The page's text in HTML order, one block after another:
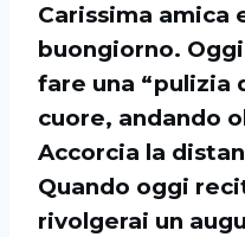
Carissima amica
buongiorno.
fare una “pulizia
cuore, andando
Accorcia la
Quando oggi
rivolgerai un